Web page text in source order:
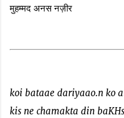
मुहम्मद अनस नज़ीर
koi bataae dariyaao.n ko
kis ne chamakta din